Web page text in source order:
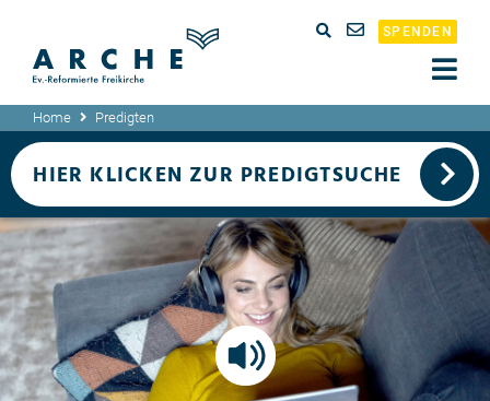
SPENDEN
Home Predigten
HIER KLICKEN ZUR PREDIGTSUCHE